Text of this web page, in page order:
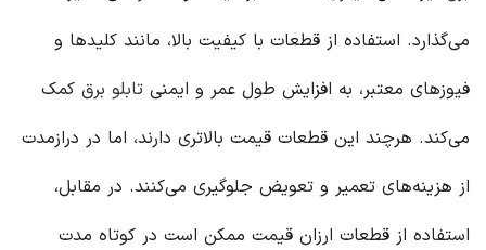
می‌گذارد. استفاده از قطعات با کیفیت بالا، مانند کلیدها و
فیوزهای معتبر، به افزایش طول عمر و ایمنی تابلو برق کمک
می‌کند. هرچند این قطعات قیمت بالاتری دارند، اما در درازمدت
از هزینه‌های تعمیر و تعویض جلوگیری می‌کنند. در مقابل،
استفاده از قطعات ارزان قیمت ممکن است در کوتاه مدت